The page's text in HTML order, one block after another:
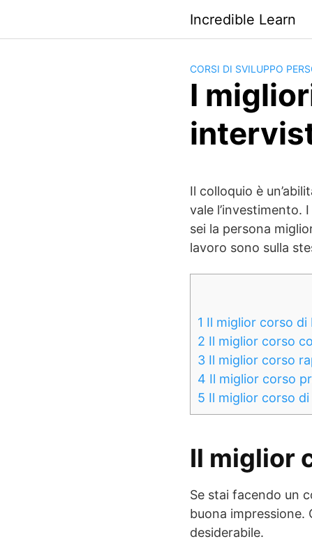
contenido
Incredible Learn
CORSI DI SVILUPPO
I
Il colloquio è
vale l’investimento.
sei la persona
lavoro sono sulla
1 Il miglior corso di
2 Il miglior corso
3 Il miglior corso
4 Il miglior corso
5 Il miglior corso
Il miglior
Se stai facendo un
buona impressione.
desiderabile.